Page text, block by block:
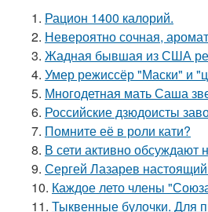
1. Рацион 1400 калорий.
2. Невероятно сочная,
3. Жадная бывшая из США
4. Умер режиссёр "Маски" и
5. Многодетная мать Саша
6. Российские дзюдоисты
7. Помните её в роли кати?
8. В сети активно обсуждают
9. Сергей Лазарев
10. Каждое лето члены
11. Тыквенные булочки. Для